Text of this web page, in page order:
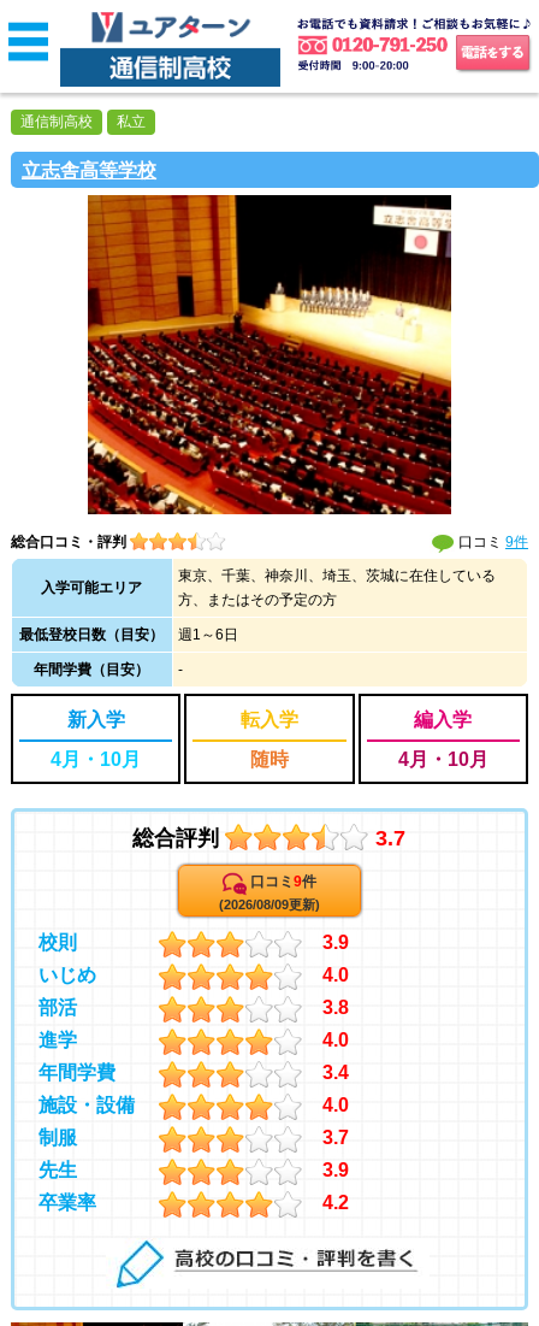
立志舎高等学校
通信制高校 私立
総合口コミ・評判 口コミ9件
入学可能エリア
東京、千葉、神奈川、埼玉、茨城に在住している
方、またはその予定の方
最低登校日数（目安） 週1～6日
年間学費（目安） -
新入学
4月・10月
転入学
随時
編入学
4月・10月
総合評判 3.7
口コミ 9件
(2026/08/09更新)
校則
3.9
いじめ
4.0
部活
3.8
進学
4.0
年間学費
3.4
施設・設備
4.0
制服
3.7
先生
3.9
卒業率
4.2